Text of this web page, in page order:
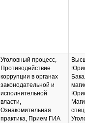
Уголовный процесс,
Противодействие
коррупции в органах
законодательной и
исполнительной
власти,
Ознакомительная
практика, Прием ГИА